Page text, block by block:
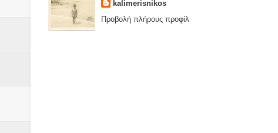
kalimerisnikos
Προβολή πλήρους προφίλ